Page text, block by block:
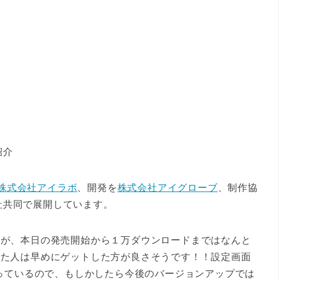
介
式会社アイラボ 、開発を株式会社アイグローブ 、制作協
共同で展開しています。
、本日の発売開始から１万ダウンロードまではなんと
人は早めにゲットした方が良さそうです！！設定画面
いるので、もしかしたら今後のバージョンアップでは